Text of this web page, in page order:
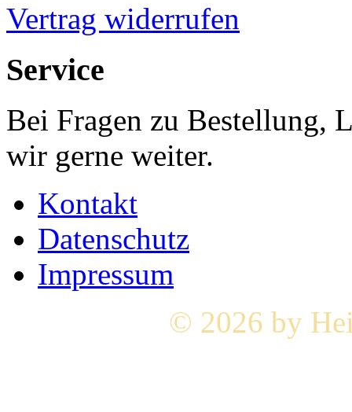
Vertrag widerrufen
Service
Bei Fragen zu Bestellung,
wir gerne weiter.
Kontakt
Datenschutz
Impressum
© 2026 by